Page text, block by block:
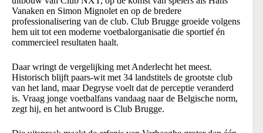
Vanaken en Simon Mignolet en op de bredere
professionalisering van de club. Club Brugge groeide volgens
hem uit tot een moderne voetbalorganisatie die sportief én
commercieel resultaten haalt.
Daar wringt de vergelijking met Anderlecht het meest.
Historisch blijft paars-wit met 34 landstitels de grootste club
van het land, maar Degryse voelt dat de perceptie veranderd
is. Vraag jonge voetbalfans vandaag naar de Belgische norm,
zegt hij, en het antwoord is Club Brugge.